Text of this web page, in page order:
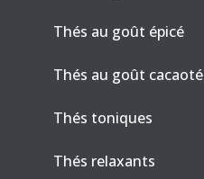
Thés au goût épicé
Thés au goût cacaoté
Thés toniques
Thés relaxants